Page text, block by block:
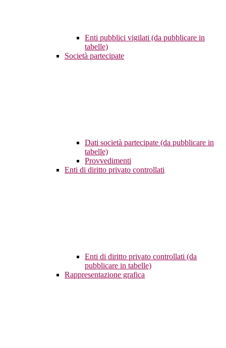
Enti pubblici vigilati (da pubblicare in
tabelle)
Società partecipate
Dati società partecipate (da pubblicare in
tabelle)
Provvedimenti
Enti di diritto privato controllati
Enti di diritto privato controllati (da
pubblicare in tabelle)
Rappresentazione grafica